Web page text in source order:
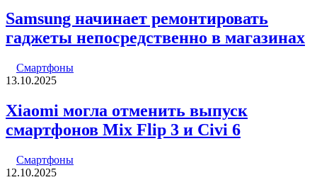
Samsung начинает ремонтировать
гаджеты непосредственно в магазинах
Смартфоны
13.10.2025
Xiaomi могла отменить выпуск
смартфонов Mix Flip 3 и Civi 6
Смартфоны
12.10.2025